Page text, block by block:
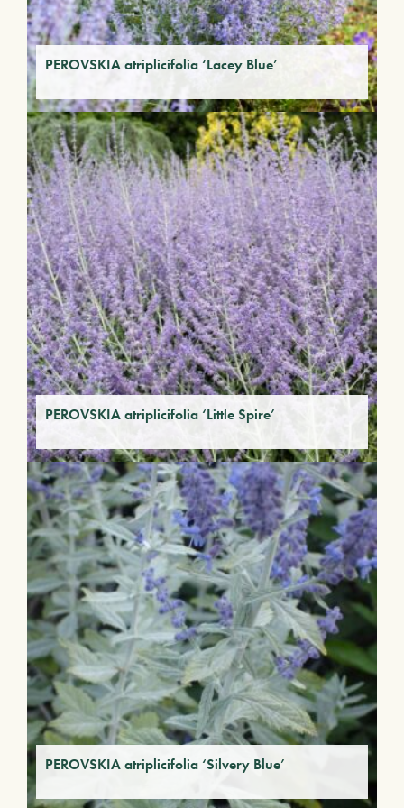
PEROVSKIA atriplicifolia ‘Lacey Blue’
PEROVSKIA atriplicifolia ‘Little Spire’
PEROVSKIA atriplicifolia ‘Silvery Blue’